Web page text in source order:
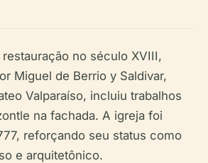
no século XVIII,
Miguel de Berrio y Saldivar,
Valparaíso, incluiu trabalhos
na fachada. A igreja foi
reforçando seu status como
e arquitetônico.